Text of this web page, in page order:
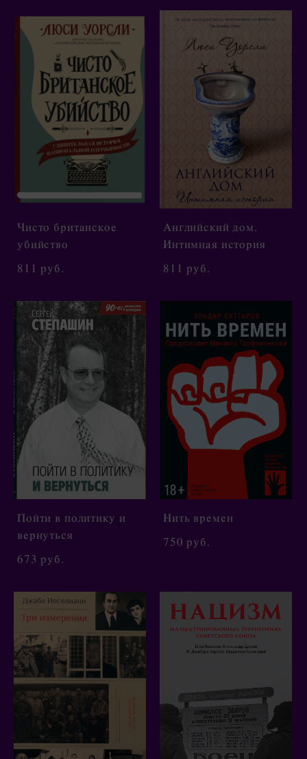
Чисто британское
убийство
811 pуб.
Английский дом.
Интимная история
811 pуб.
Пойти в политику и
вернуться
673 pуб.
Нить времен
750 pуб.